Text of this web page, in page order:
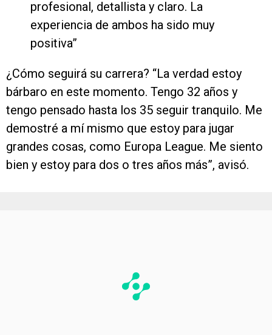
profesional, detallista y claro. La
experiencia de ambos ha sido muy
positiva”
¿Cómo seguirá su carrera? “La verdad estoy
bárbaro en este momento. Tengo 32 años y
tengo pensado hasta los 35 seguir tranquilo. Me
demostré a mí mismo que estoy para jugar
grandes cosas, como Europa League. Me siento
bien y estoy para dos o tres años más”, avisó.